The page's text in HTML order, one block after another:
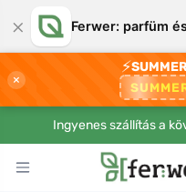
× Ferwer: parfüm
×
⚡
Ingyenes szállítás a